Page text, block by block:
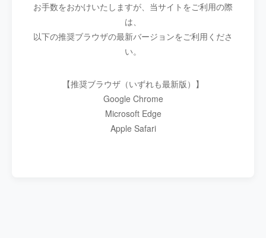
お手数をおかけいたしますが、当サイトをご利用の際
は、
以下の推奨ブラウザの最新バージョンをご利用くださ
い。
【推奨ブラウザ（いずれも最新版）】
Google Chrome
Microsoft Edge
Apple Safari